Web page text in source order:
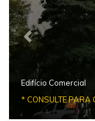
Previous
Edifício Comercial
* CONSULTE PARA